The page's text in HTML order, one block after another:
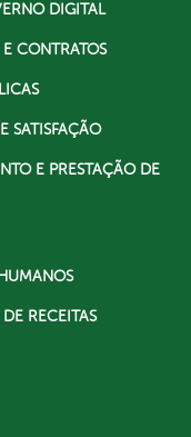
DIGITAL
CONTRATOS
SATISFAÇÃO
E PRESTAÇÃO DE
RECEITAS